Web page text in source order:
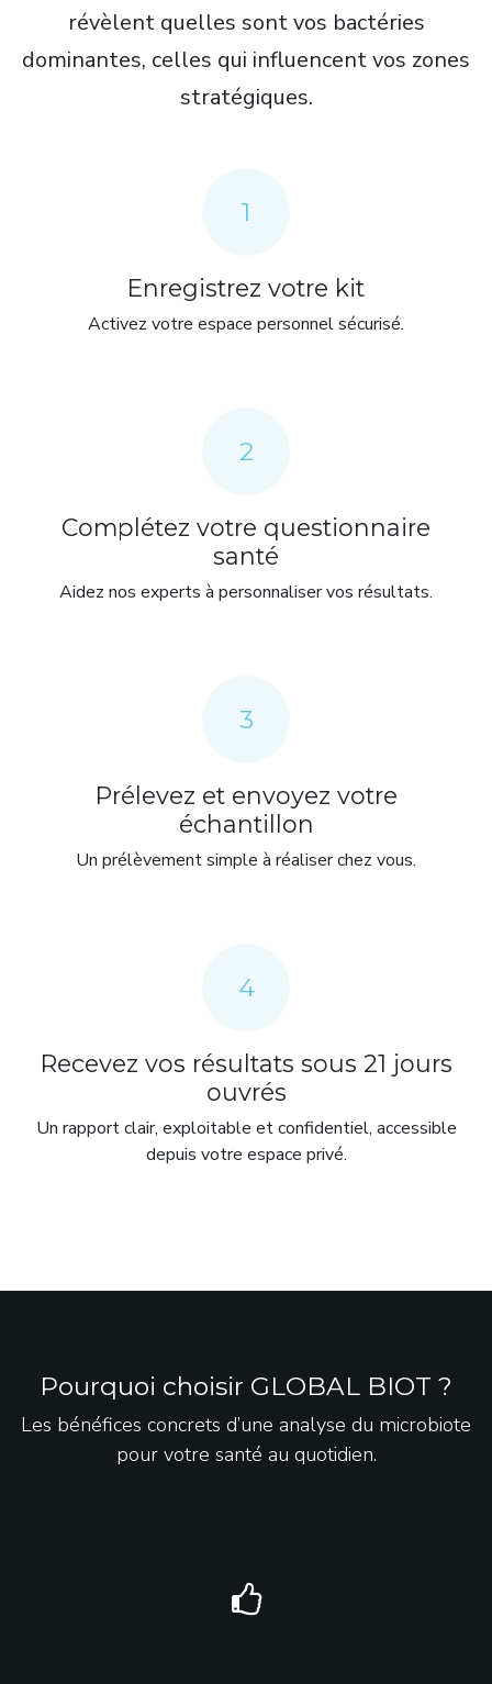
révèlent quelles sont vos bactéries
dominantes, celles qui influencent vos zones
stratégiques.
1
Enregistrez votre kit
Activez votre espace personnel sécurisé.
2
Complétez votre questionnaire
santé
Aidez nos experts à personnaliser vos résultats.
3
Prélevez et envoyez votre
échantillon
Un prélèvement simple à réaliser chez vous.
4
Recevez vos résultats sous 21 jours
ouvrés
Un rapport clair, exploitable et confidentiel, accessible
depuis votre espace privé.
Pourquoi choisir GLOBAL BIOT ?
Les bénéfices concrets d’une analyse du microbiote
pour votre santé au quotidien.